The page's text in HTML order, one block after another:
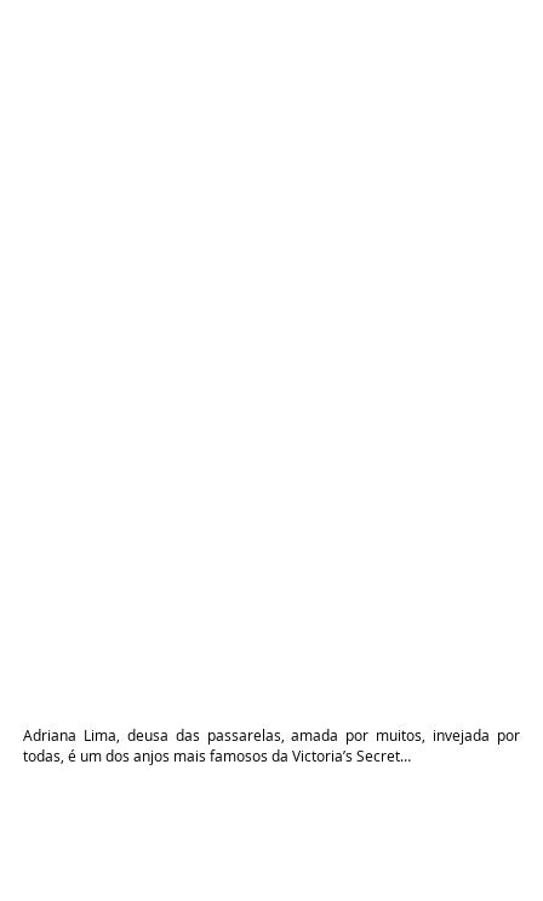
Adriana Lima, deusa das passarelas, amada por muitos, invejada por
todas, é um dos anjos mais famosos da Victoria’s Secret…